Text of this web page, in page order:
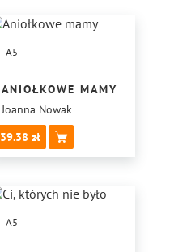
A5
ANIOŁKOWE MAMY
Joanna Nowak
39.38
A5